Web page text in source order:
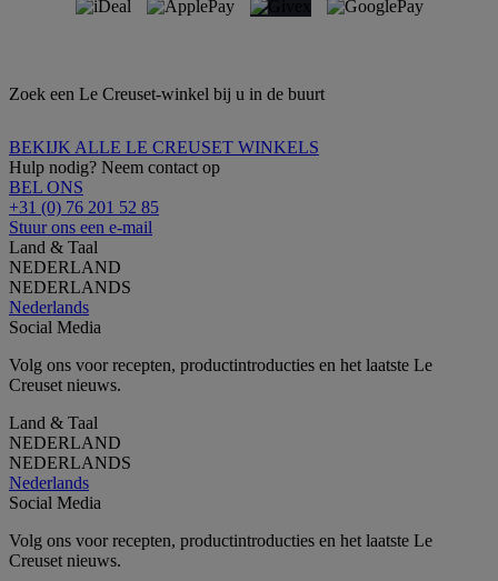
Zoek een Le Creuset-winkel bij u in de buurt
BEKIJK ALLE LE CREUSET WINKELS
Hulp nodig? Neem contact op
BEL ONS
+31 (0) 76 201 52 85
Stuur ons een e-mail
Land & Taal
NEDERLAND
NEDERLANDS
Nederlands
Social Media
Volg ons voor recepten, productintroducties en het laatste Le
Creuset nieuws.
Land & Taal
NEDERLAND
NEDERLANDS
Nederlands
Social Media
Volg ons voor recepten, productintroducties en het laatste Le
Creuset nieuws.